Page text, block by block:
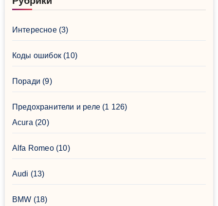
Интересное(3)
Коды ошибок(10)
Поради (9)
Предохранители и реле(1 126)
Acura (20)
Alfa Romeo(10)
Audi (13)
BMW (18)